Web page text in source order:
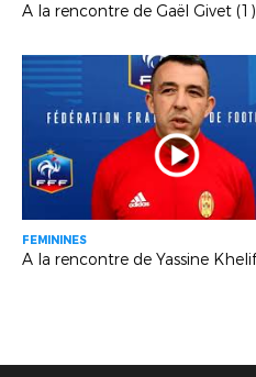
A la rencontre de Gaël Givet (1)
FEMININES